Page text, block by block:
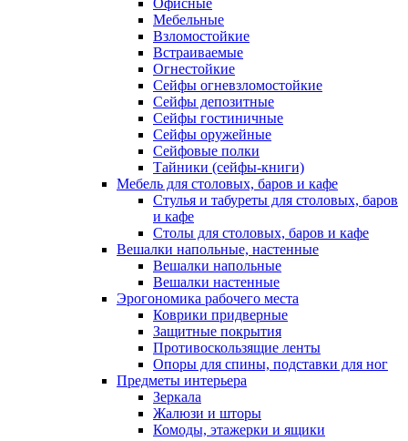
Офисные
Мебельные
Взломостойкие
Встраиваемые
Огнестойкие
Сейфы огневзломостойкие
Сейфы депозитные
Сейфы гостиничные
Сейфы оружейные
Сейфовые полки
Тайники (сейфы-книги)
Мебель для столовых, баров и кафе
Стулья и табуреты для столовых, баров
и кафе
Столы для столовых, баров и кафе
Вешалки напольные, настенные
Вешалки напольные
Вешалки настенные
Эрогономика рабочего места
Коврики придверные
Защитные покрытия
Противоскользящие ленты
Опоры для спины, подставки для ног
Предметы интерьера
Зеркала
Жалюзи и шторы
Комоды, этажерки и ящики